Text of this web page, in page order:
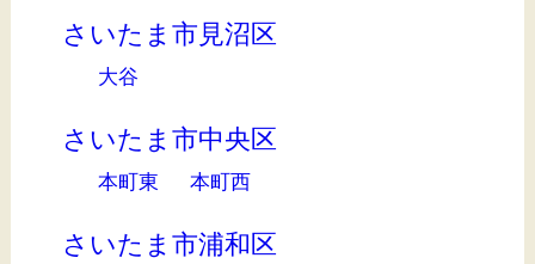
さいたま市見沼区
大谷
さいたま市中央区
本町東 本町西
さいたま市浦和区